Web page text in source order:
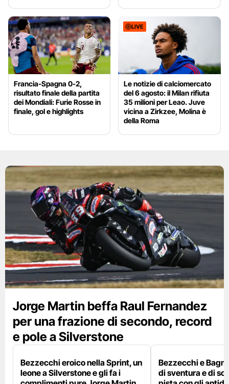
Francia-Spagna 0-2,
risultato finale della partita
dei Mondiali: Furie Rosse in
finale, gol e highlights
LIVE
Le notizie di calciomercato
del 6 agosto: il Milan rifiuta
35 milioni per Leao. Juve
vicina a Zirkzee, Molina è
della Roma
Jorge Martin beffa Raul Fernandez
per una frazione di secondo, record
e pole a Silverstone
Bezzecchi eroico nella Sprint, un
leone a Silverstone e gli fa i
Bezzecchi e
di sventura e di